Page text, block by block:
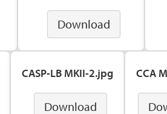
Download
CASP-LB MKII-2.jpg
Download
CCA